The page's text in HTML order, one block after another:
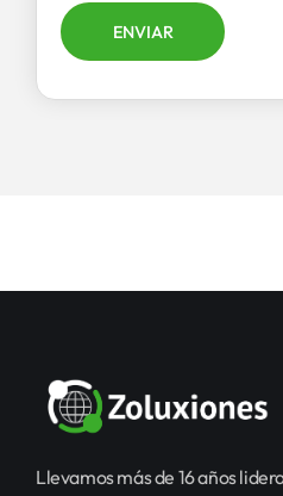
Llevamos más de 16 años